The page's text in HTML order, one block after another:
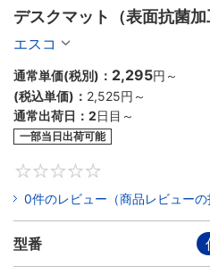
デスクマット（表面抗菌加
エスコ
通常単価(税別)： 2,295円 ～
(税込単価)： 2,525円 ～
通常出荷日： 2日目～
一部当日出荷可能
0件のレビュー（商品レビューの
型番